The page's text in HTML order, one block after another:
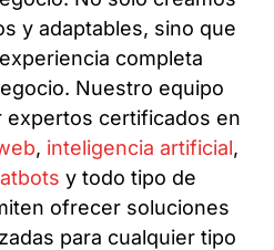
y adaptables, sino que
completa
Nuestro equipo
expertos certificados en
, inteligencia artificial,
y todo tipo de
ofrecer soluciones
para cualquier tipo